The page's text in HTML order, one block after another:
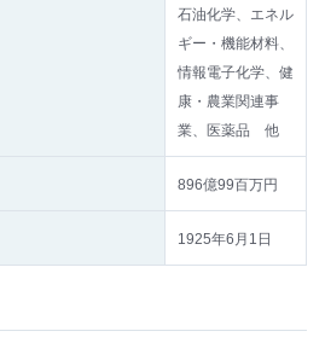
石油化学、エネル
ギー・機能材料、
情報電子化学、健
康・農業関連事
業、医薬品 他
896億99百万円
1925年6月1日